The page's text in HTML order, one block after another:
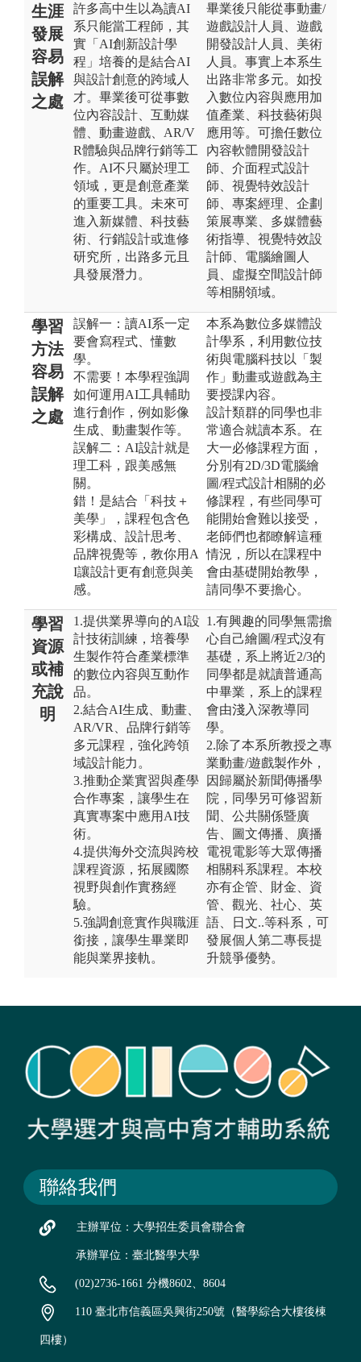
生涯
發展
容易
誤解
之處
許多高中生以為讀AI
系只能當工程師，其
實「AI創新設計學
程」培養的是結合AI
與設計創意的跨域人
才。畢業後可從事數
位內容設計、互動媒
體、動畫遊戲、AR/V
R體驗與品牌行銷等工
作。AI不只屬於理工
領域，更是創意產業
的重要工具。未來可
進入新媒體、科技藝
術、行銷設計或進修
研究所，出路多元且
具發展潛力。
畢業後只能從事動畫/
遊戲設計人員、遊戲
開發設計人員、美術
人員。事實上本系生
出路非常多元。如投
入數位內容與應用加
值產業、科技藝術與
應用等。可擔任數位
內容軟體開發設計
師、介面程式設計
師、視覺特效設計
師、專案經理、企劃
策展專業、多媒體藝
術指導、視覺特效設
計師、電腦繪圖人
員、虛擬空間設計師
等相關領域。
學習
方法
容易
誤解
之處
誤解一：讀AI系一定
要會寫程式、懂數
學。
不需要！本學程強調
如何運用AI工具輔助
進行創作，例如影像
生成、動畫製作等。
誤解二：AI設計就是
理工科，跟美感無
關。
錯！是結合「科技＋
美學」，課程包含色
彩構成、設計思考、
品牌視覺等，教你用A
I讓設計更有創意與美
感。
本系為數位多媒體設
計學系，利用數位技
術與電腦科技以「製
作」動畫或遊戲為主
要授課內容。
設計類群的同學也非
常適合就讀本系。在
大一必修課程方面，
分別有2D/3D電腦繪
圖/程式設計相關的必
修課程，有些同學可
能開始會難以接受，
老師們也都瞭解這種
情況，所以在課程中
會由基礎開始教學，
請同學不要擔心。
學習
資源
或補
充說
明
1.提供業界導向的AI設
計技術訓練，培養學
生製作符合產業標準
的數位內容與互動作
品。
2.結合AI生成、動畫、
AR/VR、品牌行銷等
多元課程，強化跨領
域設計能力。
3.推動企業實習與產學
合作專案，讓學生在
真實專案中應用AI技
術。
4.提供海外交流與跨校
課程資源，拓展國際
視野與創作實務經
驗。
5.強調創意實作與職涯
銜接，讓學生畢業即
能與業界接軌。
1.有興趣的同學無需擔
心自己繪圖/程式沒有
基礎，系上將近2/3的
同學都是就讀普通高
中畢業，系上的課程
會由淺入深教導同
學。
2.除了本系所教授之專
業動畫/遊戲製作外，
因歸屬於新聞傳播學
院，同學另可修習新
聞、公共關係暨廣
告、圖文傳播、廣播
電視電影等大眾傳播
相關科系課程。本校
亦有企管、財金、資
管、觀光、社心、英
語、日文..等科系，可
發展個人第二專長提
升競爭優勢。
聯絡我們
主辦單位：大學招生委員會聯合會
承辦單位：臺北醫學大學
(02)2736-1661 分機8602、8604
110 臺北市信義區吳興街250號（醫學綜合大樓後棟
四樓）